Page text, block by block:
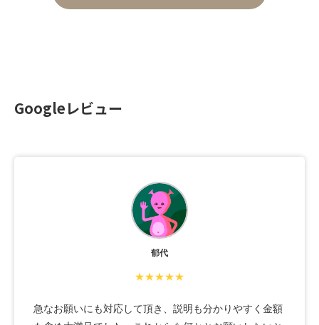
Googleレビュー
郁代
★★★★★
急なお願いにも対応して頂き、説明も分かりやすく金額